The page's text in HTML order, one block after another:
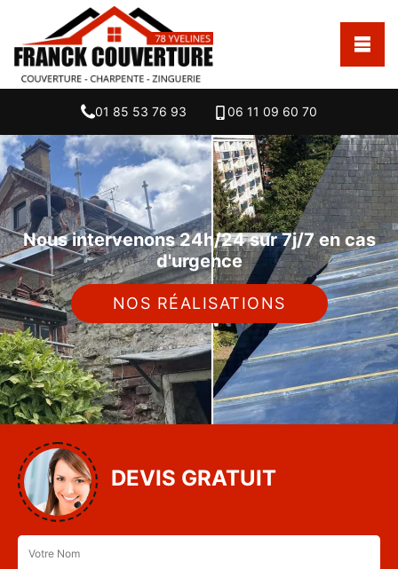
01 85 53 76 93 06 11 09 60 70
Nous intervenons 24h/24 sur 7j/7 en cas
d'urgence
NOS RÉALISATIONS
DEVIS GRATUIT